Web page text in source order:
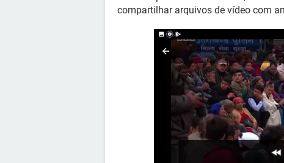
compartilhar arquivos de vídeo com